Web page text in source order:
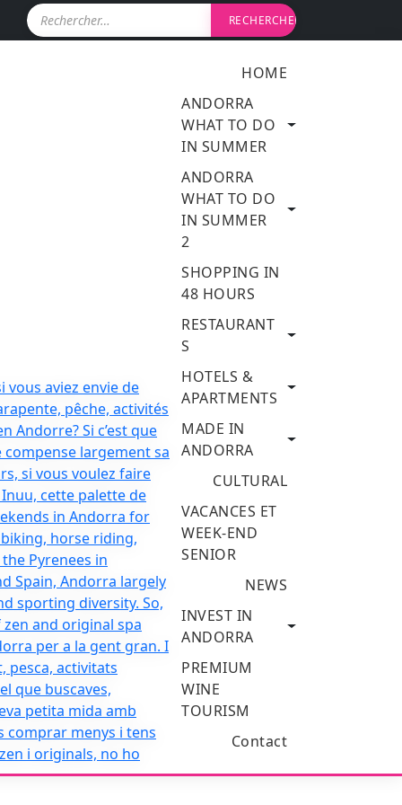
R
e
c
HOME
ANDORRA
WHAT TO DO
IN SUMMER
ANDORRA
WHAT TO DO
IN SUMMER
2
SHOPPING IN
48 HOURS
RESTAURANT
S
HOTELS &
APARTMENTS
MADE IN
ANDORRA
CULTURAL
VACANCES ET
WEEK-END
SENIOR
NEWS
INVEST IN
ANDORRA
PREMIUM
WINE
TOURISM
Contact